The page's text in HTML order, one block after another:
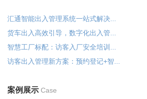
汇通智能出入管理系统一站式解决...
货车出入高效引导，数字化出入管...
智慧工厂标配：访客入厂安全培训...
访客出入管理新方案：预约登记+智...
案例展示 Case